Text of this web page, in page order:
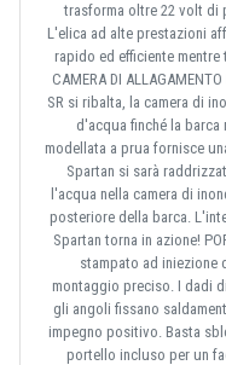
trasforma oltre 22 volt di
L'elica ad alte prestazioni
rapido ed efficiente
CAMERA DI
SR si ribalta, la camera di
d'acqua finché la
modellata a prua fornisce
Spartan si sarà
l'acqua nella camera di
posteriore della barca.
Spartan torna in azione!
stampato ad iniezione
montaggio preciso. I dadi
gli angoli fissano
impegno positivo. Basta
portello incluso per un